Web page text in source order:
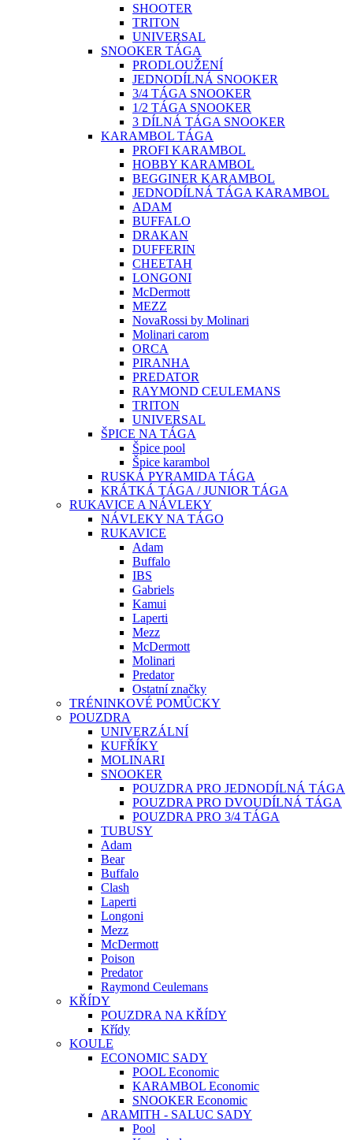
SHOOTER
TRITON
UNIVERSAL
SNOOKER TÁGA
PRODLOUŽENÍ
JEDNODÍLNÁ SNOOKER
3/4 TÁGA SNOOKER
1/2 TÁGA SNOOKER
3 DÍLNÁ TÁGA SNOOKER
KARAMBOL TÁGA
PROFI KARAMBOL
HOBBY KARAMBOL
BEGGINER KARAMBOL
JEDNODÍLNÁ TÁGA KARAMBOL
ADAM
BUFFALO
DRAKAN
DUFFERIN
CHEETAH
LONGONI
McDermott
MEZZ
NovaRossi by Molinari
Molinari carom
ORCA
PIRANHA
PREDATOR
RAYMOND CEULEMANS
TRITON
UNIVERSAL
ŠPICE NA TÁGA
Špice pool
Špice karambol
RUSKÁ PYRAMIDA TÁGA
KRÁTKÁ TÁGA / JUNIOR TÁGA
RUKAVICE A NÁVLEKY
NÁVLEKY NA TÁGO
RUKAVICE
Adam
Buffalo
IBS
Gabriels
Kamui
Laperti
Mezz
McDermott
Molinari
Predator
Ostatní značky
TRÉNINKOVÉ POMŮCKY
POUZDRA
UNIVERZÁLNÍ
KUFŘÍKY
MOLINARI
SNOOKER
POUZDRA PRO JEDNODÍLNÁ TÁGA
POUZDRA PRO DVOUDÍLNÁ TÁGA
POUZDRA PRO 3/4 TÁGA
TUBUSY
Adam
Bear
Buffalo
Clash
Laperti
Longoni
Mezz
McDermott
Poison
Predator
Raymond Ceulemans
KŘÍDY
POUZDRA NA KŘÍDY
Křídy
KOULE
ECONOMIC SADY
POOL Economic
KARAMBOL Economic
SNOOKER Economic
ARAMITH - SALUC SADY
Pool